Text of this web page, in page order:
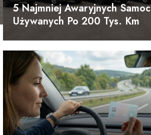
5 Najmniej Awaryjnych
Używanych Po 200 Tys. Km